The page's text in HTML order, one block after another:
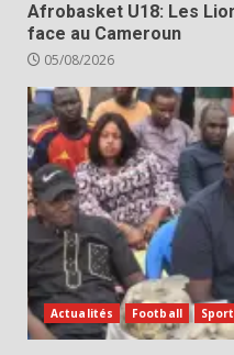
Afrobasket U18: Les
face au Cameroun
05/08/2026
Actualités Football Sport